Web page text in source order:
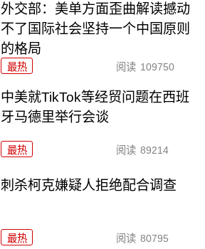
外交部：美单方面歪曲解读撼动
不了国际社会坚持一个中国原则
的格局
最热 阅读 109750
中美就TikTok等经贸问题在西班
牙马德里举行会谈
最热 阅读 89214
刺杀柯克嫌疑人拒绝配合调查
最热 阅读 80795